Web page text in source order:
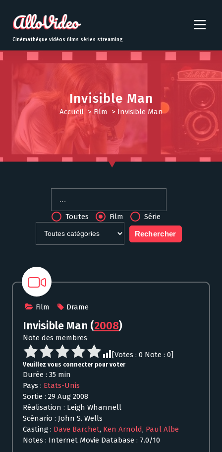
t
o
Cinémathèque vidéos films séries streaming
Invisible Man
Accueil> Film > Invisible Man
Toutes Film Série
Film Drame
Invisible Man (2008)
Note des membres
[Votes : 0 Note : 0]
Veuillez vous connecter pour voter
Durée : 35 min
Pays : Etats-Unis
Sortie : 29 Aug 2008
Réalisation : Leigh Whannell
Scénario : John S. Wells
Casting : Dave Barchet, Ken Arnold, Paul Albe
Notes : Internet Movie Database : 7.0/10